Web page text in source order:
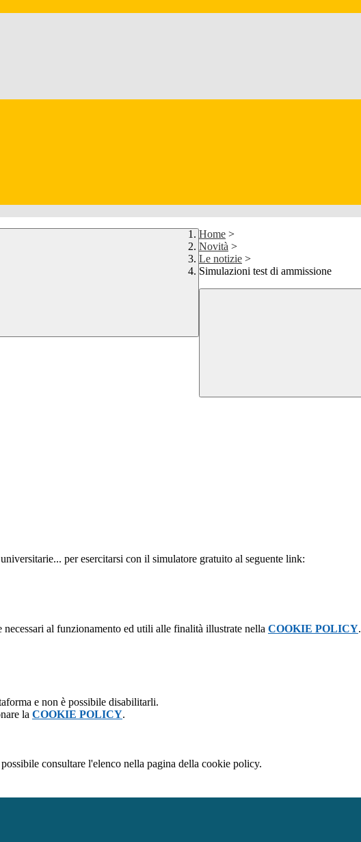
Home >
Novità >
Le notizie >
Simulazioni test di ammissione
per esercitarsi con il simulatore gratuito al seguente link:
al funzionamento ed utili alle finalità illustrate nella COOKIE POLICY.
e non è possibile disabilitarli.
la COOKIE POLICY.
consultare l'elenco nella pagina della cookie policy.